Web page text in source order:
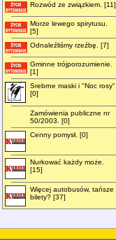
Rozwód ze związkiem. [11]
Morze lewego spirytusu.
[5]
Odnaleźliśmy rzeźbę. [7]
Gminne trójporozumienie.
[1]
Srebrne maski i "Noc rosy".
[0]
Zamówienia publiczne nr
50/2003. [0]
Cenny pomysł. [0]
Nurkować każdy może.
[15]
Więcej autobusów, tańsze
bilety? [37]